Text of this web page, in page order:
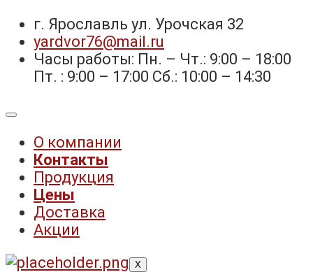
г. Ярославль ул. Урочская 32 ⁣⁣⁣⁣
yardvor76@mail.ru
Часы работы: Пн. – Чт.: 9:00 – 18:00
Пт. : 9:00 – 17:00 Сб.: 10:00 – 14:30
О компании
Контакты
Продукция
Цены
Доставка
Акции
X